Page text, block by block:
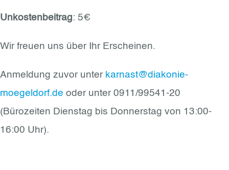
Unkostenbeitrag: 5€
Wir freuen uns über Ihr Erscheinen.
Anmeldung zuvor unter karnast@diakonie-
moegeldorf.de oder unter 0911/99541-20
(Bürozeiten Dienstag bis Donnerstag von 13:00-
16:00 Uhr).